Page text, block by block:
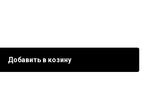
Добавить в козину